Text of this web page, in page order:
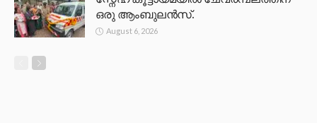
ഒരു ആംബുലൻസ്.
August 6, 2026